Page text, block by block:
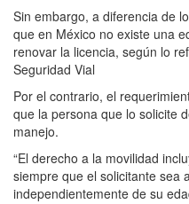
Sin embargo, a diferencia de
que en México no existe una
renovar la licencia, según lo
Seguridad Vial
Por el contrario, el
que la persona que lo solicite
manejo.
“El derecho a la movilidad
siempre que el solicitante sea
independientemente de su